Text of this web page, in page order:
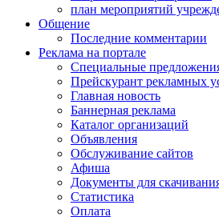
план мероприятий
Общение
Последние комментарии
Реклама на портале
Специальные
Прейскурант рекламных
Главная новость
Баннерная реклама
Каталог организаций
Объявления
Обслуживание сайтов
Афиша
Документы для
Статистика
Оплата